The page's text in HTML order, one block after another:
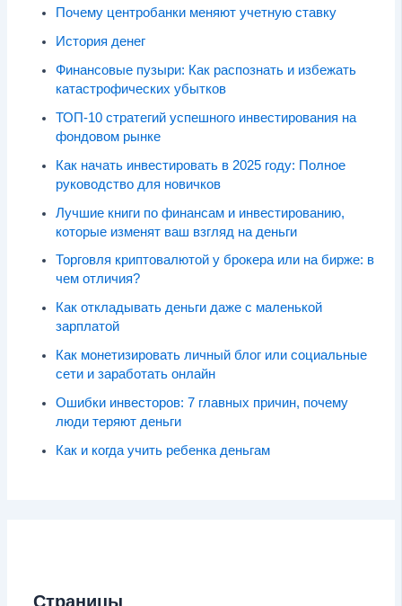
Почему центробанки меняют учетную ставку
История денег
Финансовые пузыри: Как распознать и избежать
катастрофических убытков
ТОП-10 стратегий успешного инвестирования на
фондовом рынке
Как начать инвестировать в 2025 году: Полное
руководство для новичков
Лучшие книги по финансам и инвестированию,
которые изменят ваш взгляд на деньги
Торговля криптовалютой у брокера или на бирже: в
чем отличия?
Как откладывать деньги даже с маленькой
зарплатой
Как монетизировать личный блог или социальные
сети и заработать онлайн
Ошибки инвесторов: 7 главных причин, почему
люди теряют деньги
Как и когда учить ребенка деньгам
Страницы